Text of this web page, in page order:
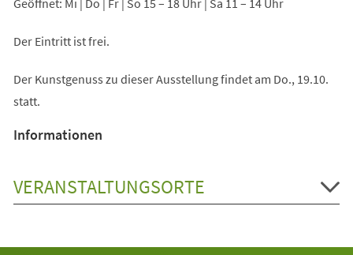
Der Eintritt ist frei.
Der Kunstgenuss zu dieser Ausstellung findet am Do., 19.10.
statt.
Informationen
VERANSTALTUNGSORTE